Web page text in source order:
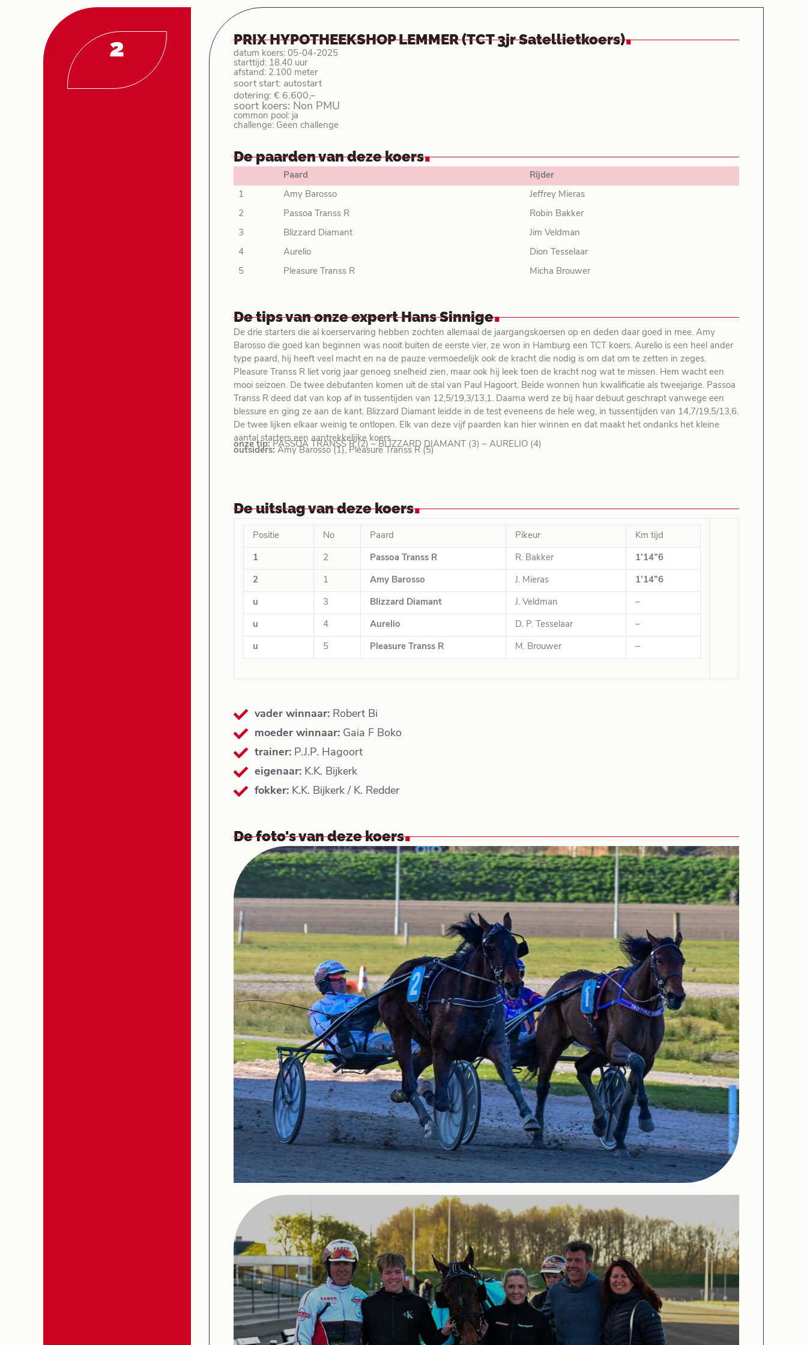
2 PRIX HYPOTHEEKSHOP LEMMER (TCT 3jr Satellietkoers).
datum koers: 05-04-2025
starttijd: 18.40 uur
afstand: 2.100 meter
soort start: autostart
dotering: € 6.600,–
soort koers: Non PMU
common pool: ja
challenge: Geen challenge
De paarden van deze koers.
Paard Rijder
1 Amy Barosso Jeffrey Mieras
2 Passoa Transs R Robin Bakker
3 Blizzard Diamant Jim Veldman
4 Aurelio Dion Tesselaar
5 Pleasure Transs R Micha Brouwer
De tips van onze expert Hans Sinnige.
De drie starters die al koerservaring hebben zochten allemaal de jaargangskoersen op en deden daar goed in mee. Amy
Barosso die goed kan beginnen was nooit buiten de eerste vier, ze won in Hamburg een TCT koers. Aurelio is een heel ander
type paard, hij heeft veel macht en na de pauze vermoedelijk ook de kracht die nodig is om dat om te zetten in zeges.
Pleasure Transs R liet vorig jaar genoeg snelheid zien, maar ook hij leek toen de kracht nog wat te missen. Hem wacht een
mooi seizoen. De twee debutanten komen uit de stal van Paul Hagoort. Beide wonnen hun kwalificatie als tweejarige. Passoa
Transs R deed dat van kop af in tussentijden van 12,5/19,3/13,1. Daarna werd ze bij haar debuut geschrapt vanwege een
blessure en ging ze aan de kant. Blizzard Diamant leidde in de test eveneens de hele weg, in tussentijden van 14,7/19,5/13,6.
De twee lijken elkaar weinig te ontlopen. Elk van deze vijf paarden kan hier winnen en dat maakt het ondanks het kleine
aantal starters een aantrekkelijke koers.
onze tip: PASSOA TRANSS R (2) – BLIZZARD DIAMANT (3) – AURELIO (4)
outsiders: Amy Barosso (1), Pleasure Transs R (5)
De uitslag van deze koers.
Positie No Paard Pikeur Km tijd
1 2 Passoa Transs R R. Bakker 1’14”6
2 1 Amy Barosso J. Mieras 1’14”6
u 3 Blizzard Diamant J. Veldman –
u 4 Aurelio D. P. Tesselaar –
u 5 Pleasure Transs R M. Brouwer –
vader winnaar:Robert Bi
moeder winnaar:Gaia F Boko
trainer:P.J.P. Hagoort
eigenaar:K.K. Bijkerk
fokker:K.K. Bijkerk / K. Redder
De foto's van deze koers.